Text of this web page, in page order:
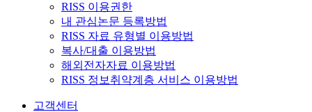
RISS 이용권한
내 관심논문 등록방법
RISS 자료 유형별 이용방법
복사/대출 이용방법
해외전자자료 이용방법
RISS 정보취약계층 서비스 이용방법
고객센터